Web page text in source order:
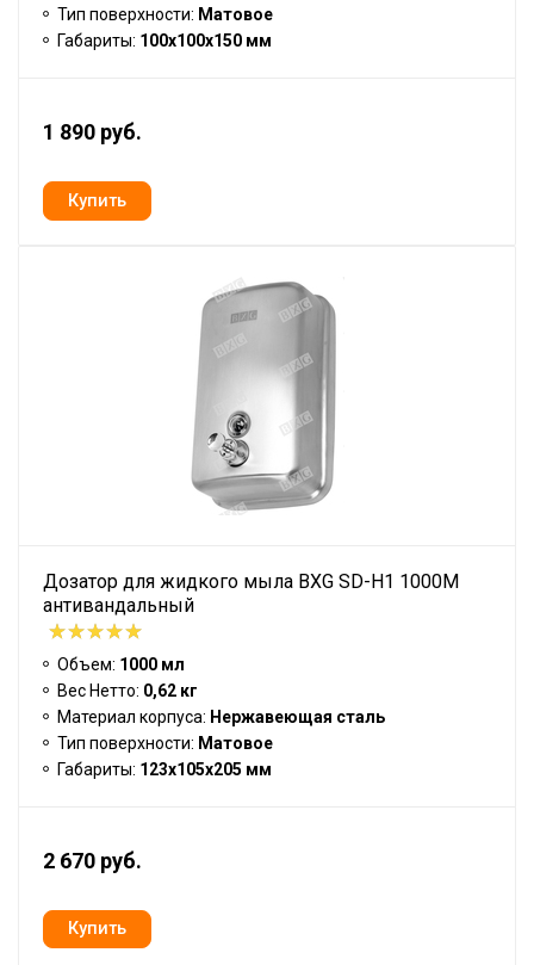
Тип поверхности: Матовое
Габариты: 100x100x150 мм
1 890 руб.
Дозатор для жидкого мыла BXG SD-H1 1000M
антивандальный
Объем: 1000 мл
Вес Нетто: 0,62 кг
Материал корпуса: Нержавеющая сталь
Тип поверхности: Матовое
Габариты: 123x105x205 мм
2 670 руб.